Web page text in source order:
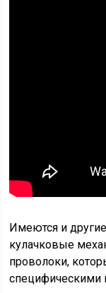
Имеются и
кулачковые
проволоки,
специфическими